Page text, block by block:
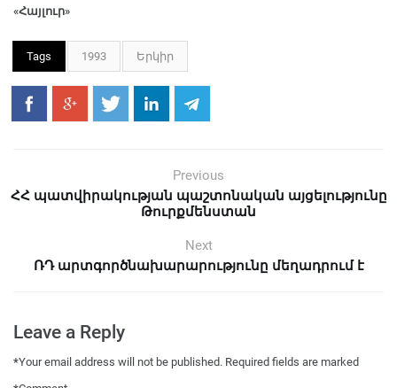
«Հայլուր»
Tags 1993 Երկիր
Previous
ՀՀ պատվիրակության պաշտոնական այցելությունը
Թուրքմենստան
Next
ՌԴ արտգործնախարարությունը մեղադրում է
Leave a Reply
Your email address will not be published. Required fields are marked
*